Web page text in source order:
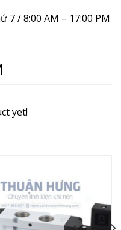
7 / 8:00 AM – 17:00 PM
yet!